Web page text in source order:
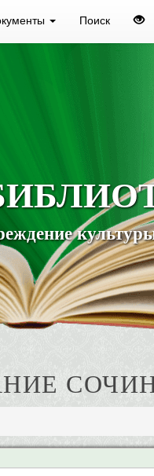
Поиск